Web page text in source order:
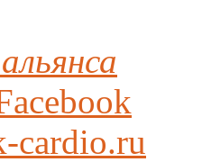
альянса
cardio.ru